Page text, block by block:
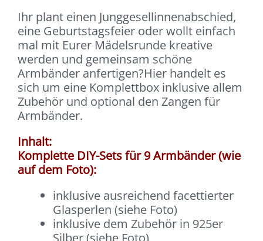
Ihr plant einen Junggesellinnenabschied,
eine Geburtstagsfeier oder wollt einfach
mal mit Eurer Mädelsrunde kreative
werden und gemeinsam schöne
Armbänder anfertigen?Hier handelt es
sich um eine Komplettbox inklusive allem
Zubehör und optional den Zangen für
Armbänder.
Inhalt:
Komplette DIY-Sets für 9 Armbänder (wie
auf dem Foto):
inklusive ausreichend facettierter
Glasperlen (siehe Foto)
inklusive dem Zubehör in 925er